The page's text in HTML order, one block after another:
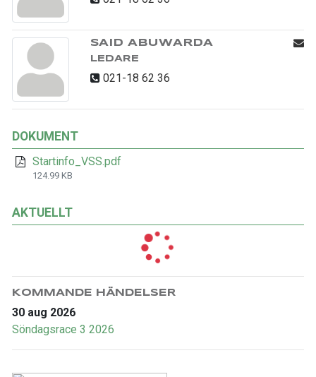
SAID ABUWARDA
LEDARE
021-18 62 36
DOKUMENT
Startinfo_VSS.pdf
124.99 KB
AKTUELLT
KOMMANDE HÄNDELSER
30 aug 2026
Söndagsrace 3 2026